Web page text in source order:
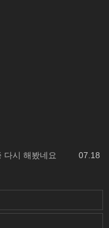
07.18
다시 해봤네요